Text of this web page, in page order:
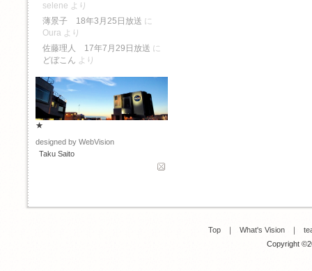
selene より
薄景子 18年3月25日放送 に
Oura より
佐藤理人 17年7月29日放送 に
どぼこん より
★
designed by WebVision
Taku Saito
Top ｜ What's Vision ｜
Copyright